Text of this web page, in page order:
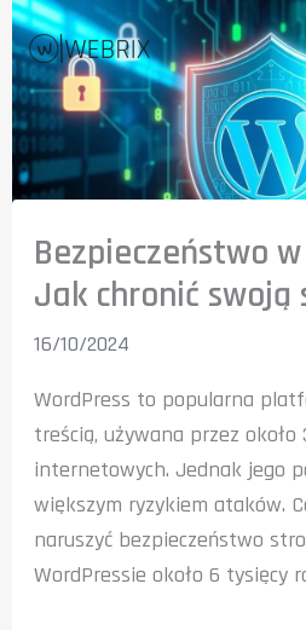
Przejdź
do
treści
Bezpieczeństwo
Jak chronić swoją
16/10/2024
WordPress to popularna
treścią, używana przez około
internetowych. Jednak jego
większym ryzykiem ataków.
naruszyć bezpieczeństwo
WordPressie około 6 tysięcy